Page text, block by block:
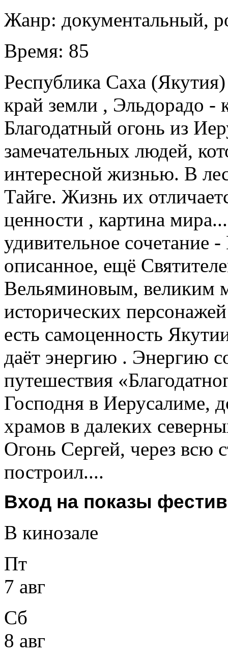
Жанр: документальный,
Время: 85
Республика Саха
край земли , Эльдорадо -
Благодатный огонь из
замечательных людей,
интересной жизнью. В
Тайге. Жизнь их
ценности , картина
удивительное сочетание
описанное, ещё
Вельяминовым, великим
исторических
есть самоценность
даёт энергию . Энергию
путешествия
Господня в Иерусалиме,
храмов в далеких
Огонь Сергей, через всю
построил....
Вход на показы
В кинозале
Пт
7 авг
Сб
8 авг